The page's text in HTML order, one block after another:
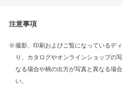
注意事項
撮影、印刷およびご覧になっているデ
り、カタログやオンラインショップの
なる場合や柄の出方が写真と異なる場
い。